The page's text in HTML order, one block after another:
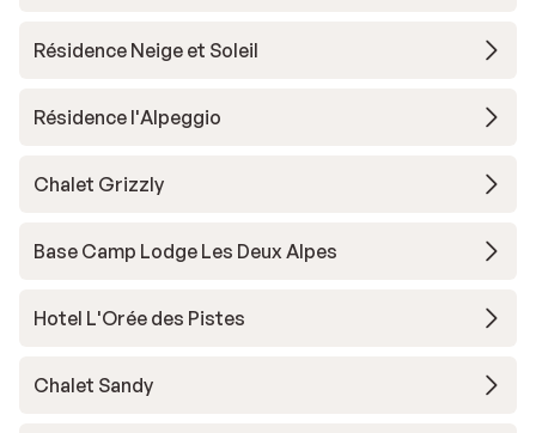
Résidence Neige et Soleil
Résidence l'Alpeggio
Chalet Grizzly
Base Camp Lodge Les Deux Alpes
Hotel L'Orée des Pistes
Chalet Sandy